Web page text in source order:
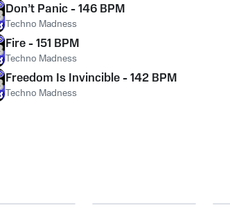
Don’t Panic - 146 BPM
Techno Madness
Fire - 151 BPM
Techno Madness
Freedom Is Invincible - 142 BPM
Techno Madness